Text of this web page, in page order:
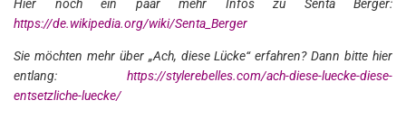
Hier noch ein paar mehr Infos zu Senta Berger:
https://de.wikipedia.org/wiki/Senta_Berger
Sie möchten mehr über „Ach, diese Lücke“ erfahren? Dann bitte hier
entlang: https://stylerebelles.com/ach-diese-luecke-diese-
entsetzliche-luecke/